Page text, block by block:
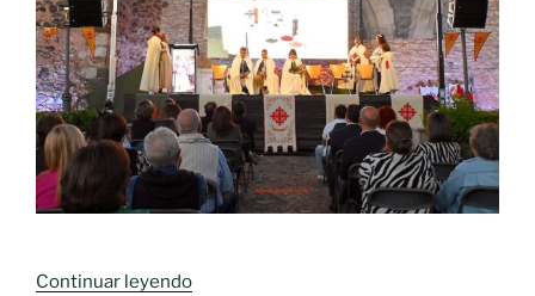
Continuar leyendo«Entrega